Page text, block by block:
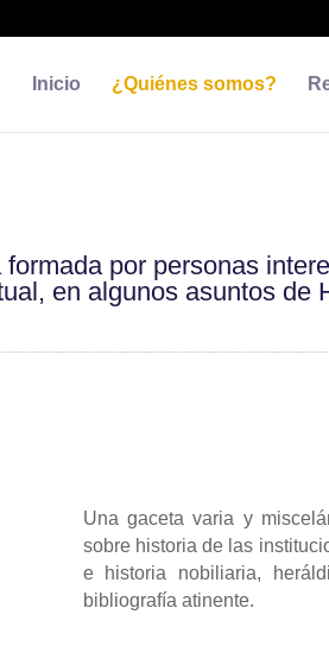
Inicio ¿Quiénes somos?
por personas
en algunos asuntos de
Una gaceta varia y
sobre historia de las
e historia nobiliaria,
bibliografía atinente.